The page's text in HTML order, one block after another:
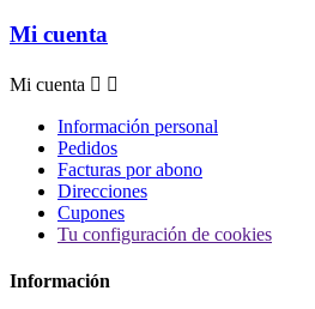
Mi cuenta
Mi cuenta  
Información personal
Pedidos
Facturas por abono
Direcciones
Cupones
Tu configuración de cookies
Información